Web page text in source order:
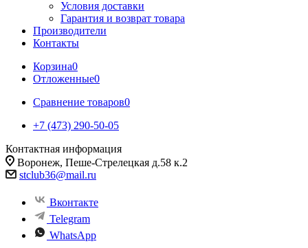
Условия доставки
Гарантия и возврат товара
Производители
Контакты
Корзина0
Отложенные0
Сравнение товаров0
+7 (473) 290-50-05
Контактная информация
Воронеж, Пеше-Стрелецкая д.58 к.2
stclub36@mail.ru
Вконтакте
Telegram
WhatsApp